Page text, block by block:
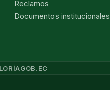
Reclamos
Documentos institucionales
GOB.EC